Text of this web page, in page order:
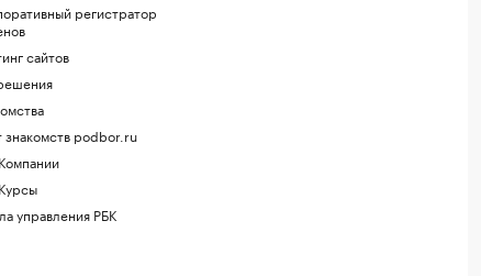
регистратор
сайтов
знакомств podbor.ru
управления РБК